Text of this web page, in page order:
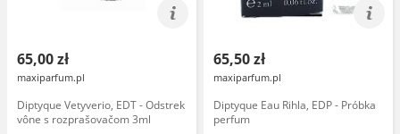
65,00 zł
maxiparfum.pl
Diptyque Vetyverio, EDT - Odstrek
vône s rozprašovačom 3ml
65,50 zł
maxiparfum.pl
Diptyque Eau Rihla, EDP - Próbka
perfum